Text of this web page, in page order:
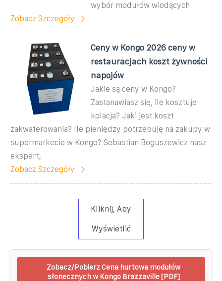
wybór modułów wiodących
Zobacz Szczegóły
Ceny w Kongo 2026 ceny w
restauracjach koszt żywności
napojów
Jakie są ceny w Kongo?
Zastanawiasz się, ile kosztuje
kolacja? Jaki jest koszt
zakwaterowania? Ile pieniędzy potrzebuję na zakupy w
supermarkecie w Kongo? Sebastian Boguszewicz nasz
ekspert,
Zobacz Szczegóły
Kliknij, Aby
Wyświetlić
Zobacz/Pobierz Cena hurtowa modułów
słonecznych w Kongo Brazzaville [PDF]